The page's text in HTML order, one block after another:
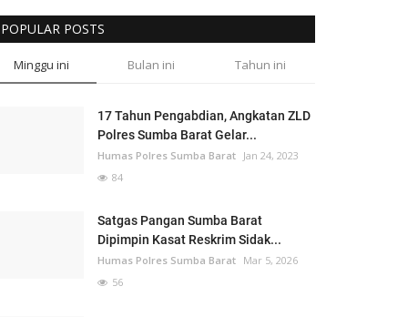
POPULAR POSTS
Minggu ini Bulan ini Tahun ini
17 Tahun Pengabdian, Angkatan ZLD
Polres Sumba Barat Gelar...
Humas Polres Sumba Barat Jan 24, 2023
84
Satgas Pangan Sumba Barat
Dipimpin Kasat Reskrim Sidak...
Humas Polres Sumba Barat Mar 5, 2026
56